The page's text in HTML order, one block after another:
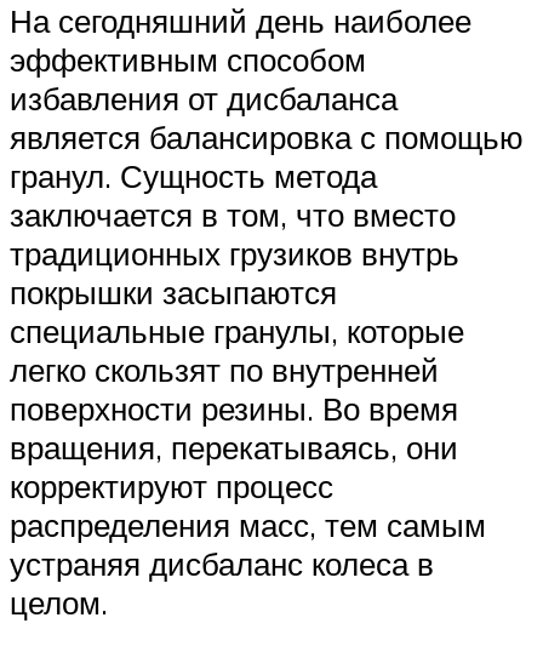
На сегодняшний день наиболее
эффективным способом
избавления от дисбаланса
является балансировка с помощью
гранул. Сущность метода
заключается в том, что вместо
традиционных грузиков внутрь
покрышки засыпаются
специальные гранулы, которые
легко скользят по внутренней
поверхности резины. Во время
вращения, перекатываясь, они
корректируют процесс
распределения масс, тем самым
устраняя дисбаланс колеса в
целом.